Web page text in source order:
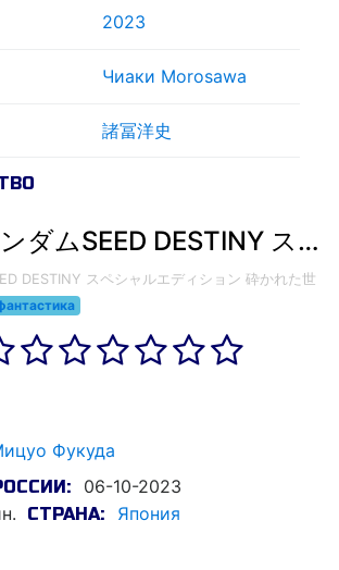
2023
Чиаки Morosawa
諸冨洋史
機動戦士ガンダムSEED DESTINY スペシャルエディション 砕かれた世界 (2023)
DESTINY スペシャルエディション 砕かれた世
Фукуда
06-10-2023
СТРАНА: Япония